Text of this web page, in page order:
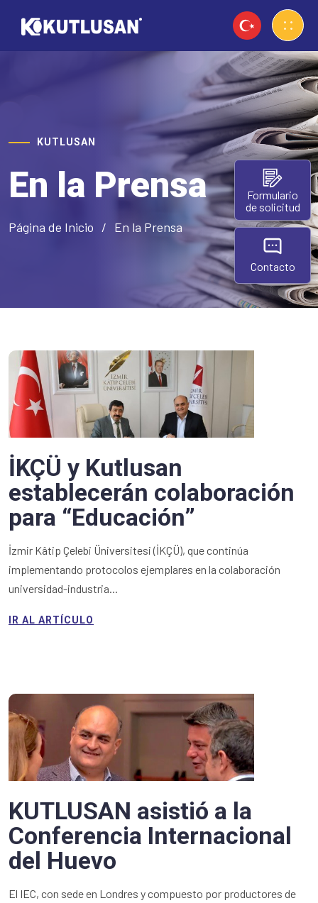
KUTLUSAN
En la Prensa
Página de Inicio En la Prensa
İKÇÜ y Kutlusan
establecerán colaboración
para “Educación”
İzmir Kâtip Çelebi Üniversitesi (İKÇÜ), que continúa
implementando protocolos ejemplares en la colaboración
universidad-industria...
IR AL ARTÍCULO
KUTLUSAN asistió a la
Conferencia Internacional
del Huevo
El IEC, con sede en Londres y compuesto por productores de
Formulario
de solicitud
Contacto